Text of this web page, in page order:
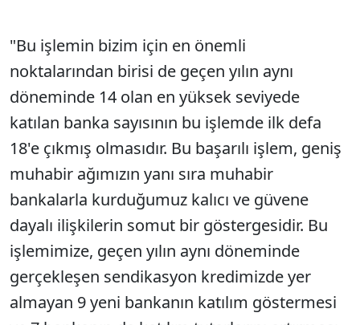
"Bu işlemin bizim için en önemli
noktalarından birisi de geçen yılın aynı
döneminde 14 olan en yüksek seviyede
katılan banka sayısının bu işlemde ilk defa
18'e çıkmış olmasıdır. Bu başarılı işlem, geniş
muhabir ağımızın yanı sıra muhabir
bankalarla kurduğumuz kalıcı ve güvene
dayalı ilişkilerin somut bir göstergesidir. Bu
işlemimize, geçen yılın aynı döneminde
gerçekleşen sendikasyon kredimizde yer
almayan 9 yeni bankanın katılım göstermesi